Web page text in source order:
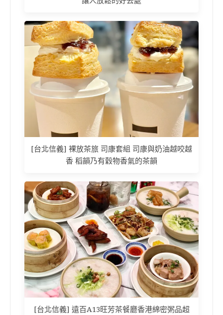
[台北信義] 裸放茶旅 司康套組 司康與奶油越咬越
香 稻韻乃有穀物香氣的茶韻
[台北信義] 遠百A13旺芳茶餐廳香港綿密粥品超